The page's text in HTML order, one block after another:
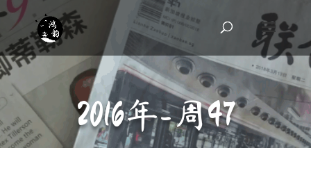
2016年-周47